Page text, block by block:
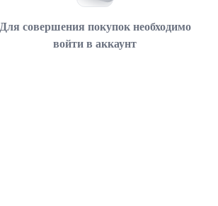
Для совершения покупок необходимо
войти в аккаунт